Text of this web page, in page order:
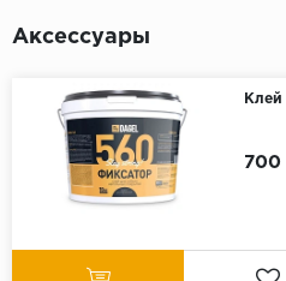
Аксессуары
Клей
700